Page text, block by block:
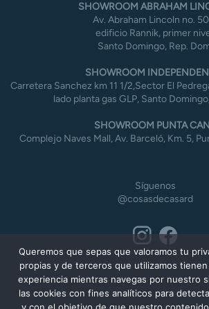
SHOWROOM ABRAHAM
Av. Abraham Lincoln no.
edificio Rannik, primer
Santo Domingo, Rep.
SHOWROOM
Carretera Sanchez km 11 1/2,Sector El
lado planta gas GLP, Santo
SHOWROOM PUNTA
Complejo Naves Mall, Av. Barceló, Km. 5,
Síguenos
@cosasdecasard
Queremos que sepas que valoramos tu
propias y de terceros que utilizamos
experiencia mientras navegas por nuestro
las cookies con fines analíticos para
y con el objetivo de que nuestro